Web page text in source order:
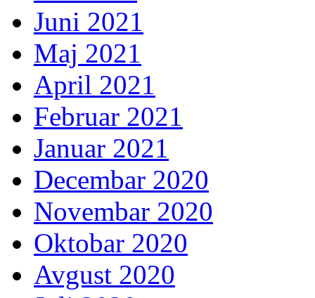
Juni 2021
Maj 2021
April 2021
Februar 2021
Januar 2021
Decembar 2020
Novembar 2020
Oktobar 2020
Avgust 2020